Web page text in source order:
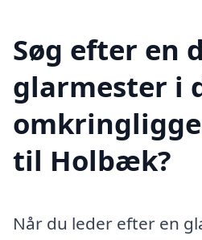
Søg efter en
glarmester i
til Holbæk?
Når du leder efter en